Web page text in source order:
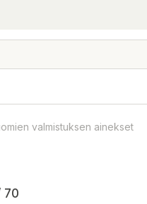
valmistuksen ainekset
70